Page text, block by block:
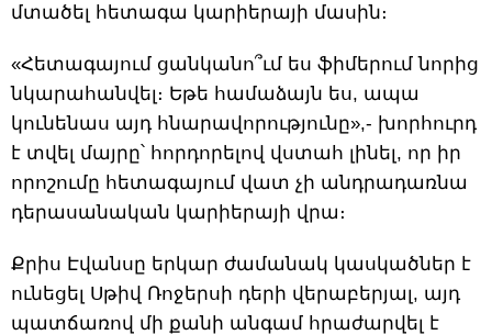
մտածել հետագա կարիերայի մասին։
«Հետագայում ցանկանո՞ւմ ես ֆիմերում նորից
նկարահանվել։ Եթե համաձայն ես, ապա
կունենաս այդ հնարավորությունը»,- խորհուրդ
է տվել մայրը՝ հորդորելով վստահ լինել, որ իր
որոշումը հետագայում վատ չի անդրադառնա
դերասանական կարիերայի վրա։
Քրիս Էվանսը երկար ժամանակ կասկածներ է
ունեցել Սթիվ Ռոջերսի դերի վերաբերյալ, այդ
պատճառով մի քանի անգամ հրաժարվել է